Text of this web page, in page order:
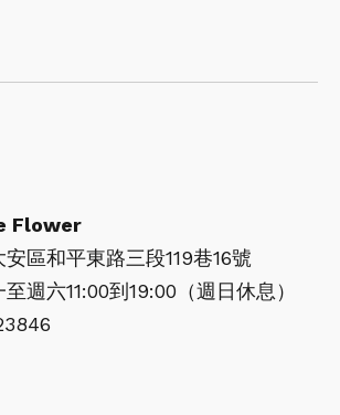
Flower
區和平東路三段119巷16號
週六11:00到19:00（週日休息）